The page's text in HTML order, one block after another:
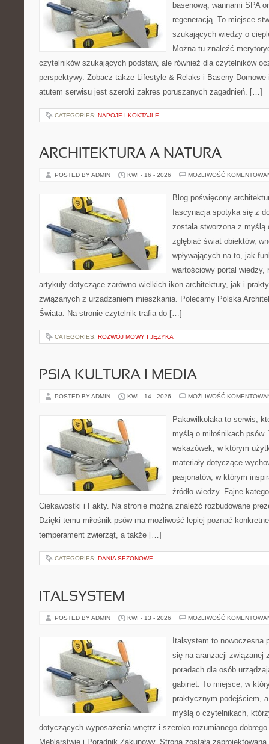
basenową, wannami SPA
regeneracją. To miejsce
szukających wiedzy o
Można tu znaleźć
czytelników szukających podstaw, ale również dla czytelników
perspektywy. Zobacz także Lifestyle & Relaks i Baseny Domowe
atutem serwisu jest szeroki zakres poruszanych zagadnień. […]
CATEGORIES: NAPOJE I KOKTAJLE
ARCHITEKTURA A NATURA
POSTED BY ADMIN KWI - 16 - 2026 MOŻLIWOŚĆ
Blog poświęcony
fascynacja spotyka się z
została stworzona z
zgłębiać świat obiektów,
wpływających na to, jak
wartościowy portal
artykuły dotyczące zarówno wielkich ikon architektury, jak i
związanych z urządzaniem mieszkania. Polecamy Polska
Świata. Na stronie czytelnik trafia do […]
CATEGORIES: ROZWÓJ MOWY I JĘZYKA
PSIA KULTURA I MEDIA
POSTED BY ADMIN KWI - 14 - 2026 MOŻLIWOŚĆ
Pakawilkolaka to serwis,
myślą o miłośnikach
wskazówek, w którym
materiały dotyczące
pasjonatów, w którym
źródło wiedzy. Fajne
Ciekawostki i Fakty. Na stronie można znaleźć rozbudowane
Dzięki temu miłośnik psów ma możliwość lepiej poznać
temperament zwierząt, a także […]
CATEGORIES: DANIA SEZONOWE
ITALSYSTEM
POSTED BY ADMIN KWI - 13 - 2026 MOŻLIWOŚĆ
Italsystem to nowoczesna
się na aranżacji związanej
poradach dla osób
gabinet. To miejsce, w
praktycznym podejściem,
myślą o czytelnikach,
dotyczących wyposażenia wnętrz i szeroko rozumianego
Meblarstwie i Poradnik Zakupowy. Strona została